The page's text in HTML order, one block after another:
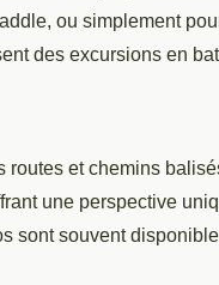
ou simplement
des excursions en
routes et chemins
une perspective
sont souvent